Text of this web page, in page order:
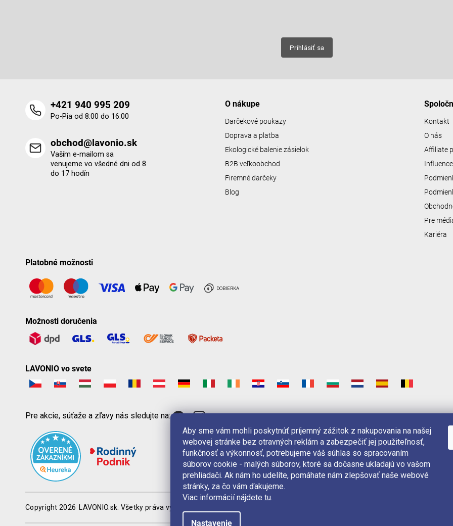
Aby sme vám mohli poskytnúť príjemný zážitok z nakupovania na našej
webovej stránke bez otravných reklám a zabezpečiť jej použiteľnosť,
funkčnosť a výkonnosť, potrebujeme váš súhlas so spracovaním
súborov cookie - malých súborov, ktoré sa dočasne ukladajú vo vašom
prehliadači. Ak nám ho udelíte, pomáhate nám zlepšovať naše webové
stránky, za čo vám ďakujeme.
Viac informácií nájdete tu.
Nastavenie
Prihlásiť sa
+421 940 995 209
Po-Pia od 8:00 do 16:00
obchod@lavonio.sk
Vaším e-mailom sa
venujeme vo všedné dni od 8
do 17 hodín
O nákupe
Darčekové poukazy
Doprava a platba
Ekologické balenie zásielok
B2B veľkoobchod
Firemné darčeky
Blog
Kontakt
O nás
Affiliate
Pre
Kariéra
Platobné možnosti
Možnosti doručenia
LAVONIO vo svete
Pre akcie, súťaže a zľavy nás sledujte na:
Copyright 2026 LAVONIO.sk. Všetky práva vyhradené.